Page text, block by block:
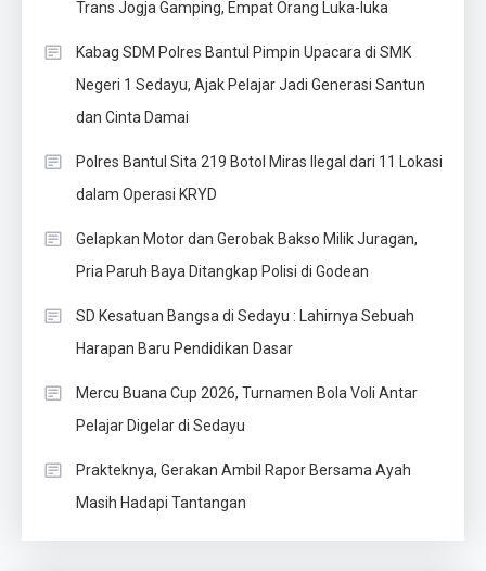
Trans Jogja Gamping, Empat Orang Luka-luka
Kabag SDM Polres Bantul Pimpin Upacara di SMK
Negeri 1 Sedayu, Ajak Pelajar Jadi Generasi Santun
dan Cinta Damai
Polres Bantul Sita 219 Botol Miras Ilegal dari 11 Lokasi
dalam Operasi KRYD
Gelapkan Motor dan Gerobak Bakso Milik Juragan,
Pria Paruh Baya Ditangkap Polisi di Godean
SD Kesatuan Bangsa di Sedayu : Lahirnya Sebuah
Harapan Baru Pendidikan Dasar
Mercu Buana Cup 2026, Turnamen Bola Voli Antar
Pelajar Digelar di Sedayu
Prakteknya, Gerakan Ambil Rapor Bersama Ayah
Masih Hadapi Tantangan